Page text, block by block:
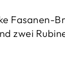
Fasanen-
zwei